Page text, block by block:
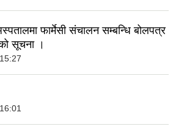
फार्मेसी संचालन सम्बन्धि बोलपत्र
सूचना ।